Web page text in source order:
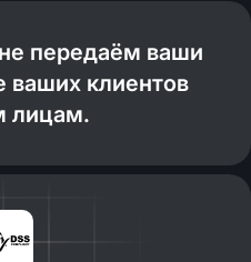
передаём ваши
ваших клиентов
лицам.